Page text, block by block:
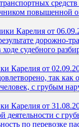
повышенной
Карелия от
дорожно-
судебного
Карелия от
так
с грубым
Карелия от
деятельности с
по перевозке